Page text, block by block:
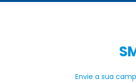
Envie a sua